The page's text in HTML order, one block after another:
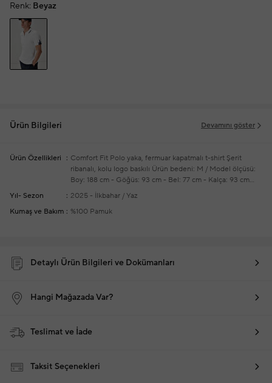
Renk: Beyaz
Ürün Bilgileri Devamını göster
Ürün Özellikleri Comfort Fit Polo yaka, fermuar kapatmalı t-shirt Şerit
ribanalı, kolu logo baskılı Ürün bedeni: M / Model ölçüsü:
Boy: 188 cm - Göğüs: 93 cm - Bel: 77 cm - Kalça: 93 cm
Yeni sezon hazır giyim alışverişlerinizde ücretsiz tadilat
Yıl- Sezon
2025 - İlkbahar / Yaz
Kumaş ve Bakım
%100 Pamuk
Detaylı Ürün Bilgileri ve Dokümanları
Hangi Mağazada Var?
Teslimat ve İade
Taksit Seçenekleri